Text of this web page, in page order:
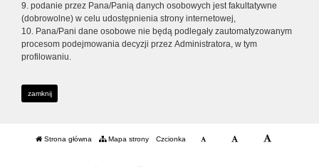
9. podanie przez Pana/Panią danych osobowych jest fakultatywne
(dobrowolne) w celu udostępnienia strony internetowej,
10. Pana/Pani dane osobowe nie będą podlegały zautomatyzowanym
procesom podejmowania decyzji przez Administratora, w tym
profilowaniu.
zamknij
Strona główna Mapa strony Czcionka